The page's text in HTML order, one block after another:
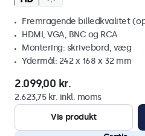
Fremragende billedkvalitet
HDMI, VGA, BNC og RCA
Montering: skrivebord, væg
Ydermål: 242 x 168 x 32 mm
2.099,00 kr.
2.623,75 kr. inkl. moms
Vis produkt